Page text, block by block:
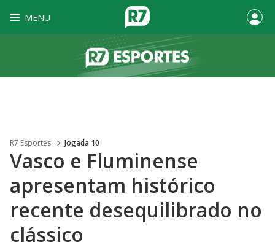
MENU
R7 Esportes Jogada 10
Vasco e Fluminense
apresentam histórico
recente desequilibrado no
clássico